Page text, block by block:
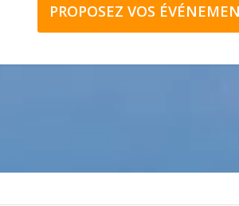
PROPOSEZ VOS